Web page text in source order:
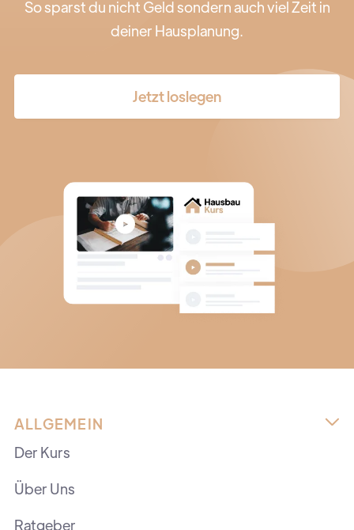
So sparst du nicht Geld sondern auch viel Zeit in
deiner Hausplanung.
Jetzt loslegen
ALLGEMEIN 
Der Kurs
Über Uns
Ratgeber